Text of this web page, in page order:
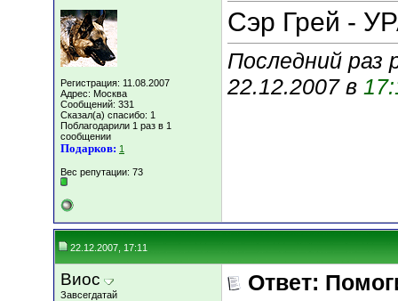
Регистрация: 11.08.2007
Адрес: Москва
Сообщений: 331
Сказал(а) спасибо: 1
Поблагодарили 1 раз в 1
сообщении
Подарков: 1
Вес репутации: 73
Сэр Грей -
Последний раз
22.12.2007 в
22.12.2007, 17:11
Виос
Завсегдатай
Ответ: